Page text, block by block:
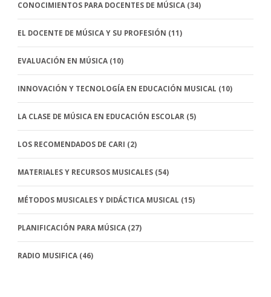
CONOCIMIENTOS PARA DOCENTES DE MÚSICA (34)
EL DOCENTE DE MÚSICA Y SU PROFESIÓN (11)
EVALUACIÓN EN MÚSICA (10)
INNOVACIÓN Y TECNOLOGÍA EN EDUCACIÓN MUSICAL (10)
LA CLASE DE MÚSICA EN EDUCACIÓN ESCOLAR (5)
LOS RECOMENDADOS DE CARI (2)
MATERIALES Y RECURSOS MUSICALES (54)
MÉTODOS MUSICALES Y DIDÁCTICA MUSICAL (15)
PLANIFICACIÓN PARA MÚSICA (27)
RADIO MUSIFICA (46)